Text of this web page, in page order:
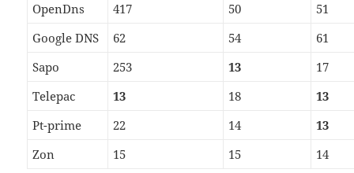
OpenDns 417 50
51
Google DNS
62 54
61
Sapo
253 13
17
Telepac
13 18
13
Pt-prime
22 14
13
Zon
15 15 14